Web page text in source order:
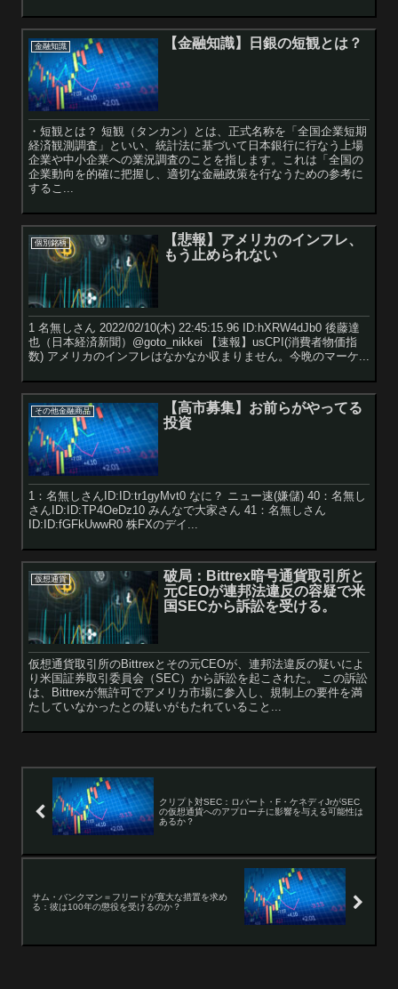
金融知識 【金融知識】日銀の短観とは？
・短観とは？ 短観（タンカン）とは、正式名称を「全国企業短期
経済観測調査」といい、統計法に基づいて日本銀行に行なう上場
企業や中小企業への業況調査のことを指します。これは「全国の
企業動向を的確に把握し、適切な金融政策を行なうための参考に
するこ...
個別銘柄
【悲報】アメリカのインフレ、
もう止められない
1 名無しさん 2022/02/10(木) 22:45:15.96 ID:hXRW4dJb0 後藤達
也（日本経済新聞）@goto_nikkei 【速報】usCPI(消費者物価指
数) アメリカのインフレはなかなか収まりません。今晩のマーケ...
その他金融商品
【高市募集】お前らがやってる
投資
1：名無しさんID:ID:tr1gyMvt0 なに？ ニュー速(嫌儲) 40：名無し
さんID:ID:TP4OeDz10 みんなで大家さん 41：名無しさん
ID:ID:fGFkUwwR0 株FXのデイ...
仮想通貨
破局：Bittrex暗号通貨取引所と
元CEOが連邦法違反の容疑で米
国SECから訴訟を受ける。
仮想通貨取引所のBittrexとその元CEOが、連邦法違反の疑いによ
り米国証券取引委員会（SEC）から訴訟を起こされた。 この訴訟
は、Bittrexが無許可でアメリカ市場に参入し、規制上の要件を満
たしていなかったとの疑いがもたれていること...
クリプト対SEC：ロバート・F・ケネディJrがSEC
の仮想通貨へのアプローチに影響を与える可能性は
あるか？
サム・バンクマン＝フリードが寛大な措置を求め
る：彼は100年の懲役を受けるのか？